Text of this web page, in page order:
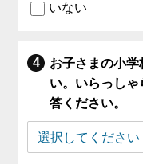
いない
お子さまの小
い。いらっしゃ
答ください。